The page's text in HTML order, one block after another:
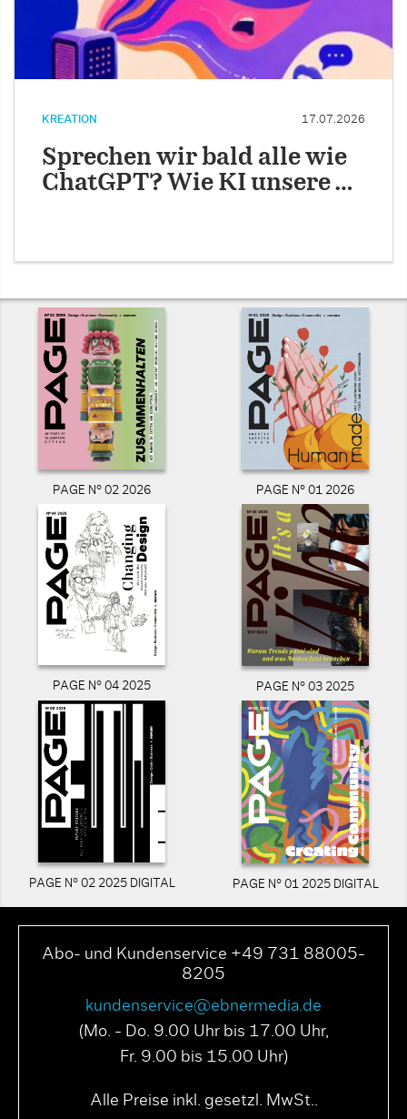
KREATION 17.07.2026
Sprechen wir bald alle wie
ChatGPT? Wie KI unsere …
PAGE N° 02 2026 PAGE N° 01 2026
PAGE N° 04 2025 PAGE N° 03 2025
PAGE N° 02 2025 DIGITAL PAGE N° 01 2025 DIGITAL
Abo- und Kundenservice +49 731 88005-
8205
kundenservice@ebnermedia.de
(Mo. - Do. 9.00 Uhr bis 17.00 Uhr,
Fr. 9.00 bis 15.00 Uhr)
Alle Preise inkl. gesetzl. MwSt..